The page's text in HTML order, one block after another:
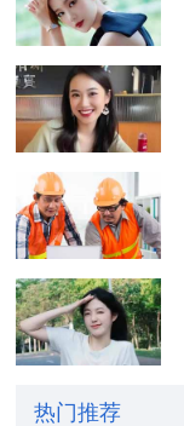
热门推荐